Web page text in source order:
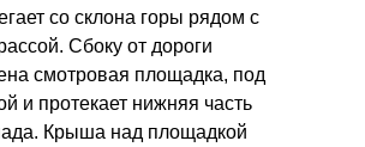
со склона горы рядом с
Сбоку от дороги
смотровая площадка, под
и протекает нижняя часть
Крыша над площадкой